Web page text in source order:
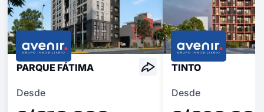
PARQUE FÁTIMA
Desde
TINTO
Desde